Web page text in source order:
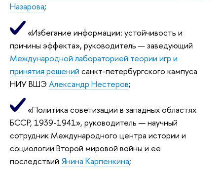
Назарова;
«Избегание информации: устойчивость и
причины эффекта», руководитель — заведующий
Международной лабораторией теории игр и
принятия решений санкт-петербургского кампуса
НИУ ВШЭ Александр Нестеров;
«Политика советизации в западных областях
БССР, 1939-1941», руководитель — научный
сотрудник Международного центра истории и
социологии Второй мировой войны и ее
последствий Янина Карпенкина;